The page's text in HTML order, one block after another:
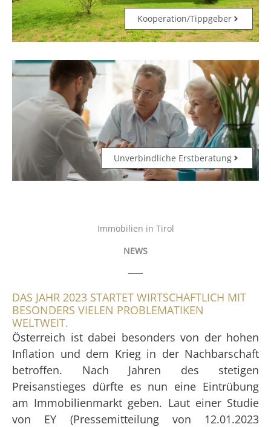
Kooperation/Tippgeber
Unverbindliche Erstberatung
Immobilien in Tirol
NEWS
DAS JAHR 2023 STARTET WIRTSCHAFTLICH MIT
BESONDERS VIELEN PROBLEMATIKEN
WELTWEIT.
Österreich ist dabei besonders von der hohen
Inflation und dem Krieg in der Nachbarschaft
betroffen. Nach Jahren des stetigen
Preisanstieges dürfte es nun eine Eintrübung
am Immobilienmarkt geben. Laut einer Studie
von EY (Pressemitteilung von 12.01.2023